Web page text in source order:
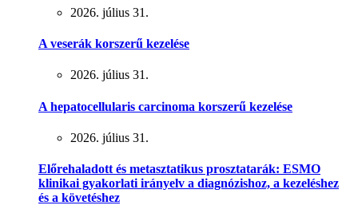
2026. július 31.
A veserák korszerű kezelése
2026. július 31.
A hepatocellularis carcinoma korszerű kezelése
2026. július 31.
Előrehaladott és metasztatikus prosztatarák: ESMO
klinikai gyakorlati irányelv a diagnózishoz, a kezeléshez
és a követéshez